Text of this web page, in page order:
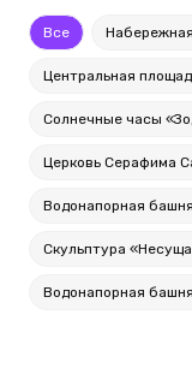
Все
Центральная
Солнечные часы
Церковь Серафима
Водонапорная
Скульптура
Водонапорная башня